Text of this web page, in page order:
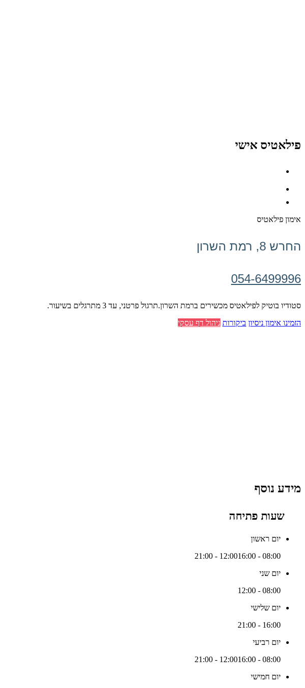
פילאטיס אישי
אימון פילאטיס
החרש 8, רמת השרון
054-6499996
סטודיו בוטיק לפילאטיס מכשירים ברמת השרון.תרגול פרטני, עד 3 מתרגלים בשיעור.
הזמינו אימון ניסיון ביקורות ניהול דף עסקי
מידע נוסף
שעות פתיחה
יום ראשון
08:00 - 12:00
16:00 - 21:00
יום שני
08:00 - 12:00
יום שלישי
16:00 - 21:00
יום רביעי
08:00 - 12:00
16:00 - 21:00
יום חמישי